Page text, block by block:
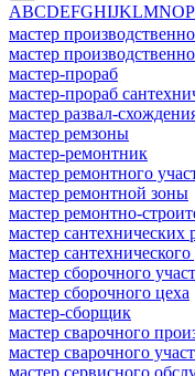
ABCDEFGHIJKLMNOP
мастер
мастер
мастер-прораб
мастер-прораб
мастер развал-
мастер ремзоны
мастер-ремонтник
мастер ремонтного
мастер ремонтной зоны
мастер ремонтно-
мастер сантехнических
мастер сантехнического
мастер сборочного
мастер сборочного цеха
мастер-сборщик
мастер сварочного
мастер сварочного
мастер сервисного